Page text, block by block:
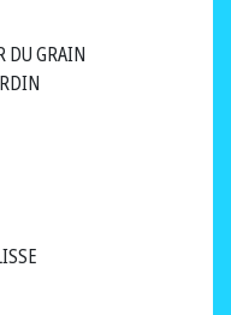
DU GRAIN